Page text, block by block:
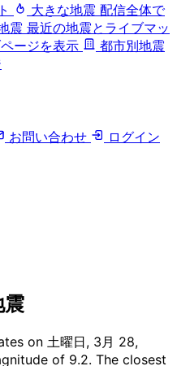
大きな地震 配信全体で
震 最近の地震とライブマッ
ージを表示
都市別地震
お問い合わせ
ログイン
on 土曜日, 3月 28,
of 9.2. The closest